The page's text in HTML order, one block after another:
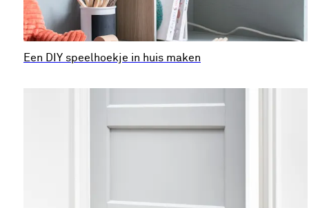
Een DIY speelhoekje in huis maken